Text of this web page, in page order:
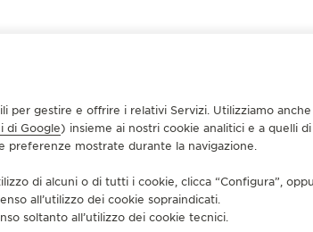
per gestire e offrire i relativi Servizi. Utilizziamo
di Google) insieme ai nostri cookie analitici e a quelli
preferenze mostrate durante la navigazione.
di alcuni o di tutti i cookie, clicca “Configura”,
all’utilizzo dei cookie sopraindicati.
soltanto all’utilizzo dei cookie tecnici.